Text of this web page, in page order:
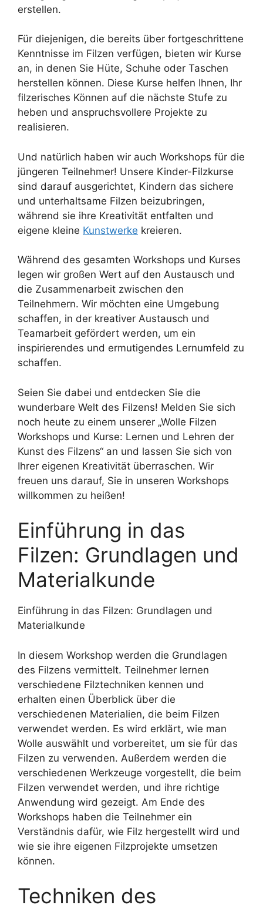
erstellen.
Für diejenigen, die bereits über fortgeschrittene
Kenntnisse im Filzen verfügen, bieten wir Kurse
an, in denen Sie Hüte, Schuhe oder Taschen
herstellen können. Diese Kurse helfen Ihnen, Ihr
filzerisches Können auf die nächste Stufe zu
heben und anspruchsvollere Projekte zu
realisieren.
Und natürlich haben wir auch Workshops für die
jüngeren Teilnehmer! Unsere Kinder-Filzkurse
sind darauf ausgerichtet, Kindern das sichere
und unterhaltsame Filzen beizubringen,
während sie ihre Kreativität entfalten und
eigene kleine Kunstwerke kreieren.
Während des gesamten Workshops und Kurses
legen wir großen Wert auf den Austausch und
die Zusammenarbeit zwischen den
Teilnehmern. Wir möchten eine Umgebung
schaffen, in der kreativer Austausch und
Teamarbeit gefördert werden, um ein
inspirierendes und ermutigendes Lernumfeld zu
schaffen.
Seien Sie dabei und entdecken Sie die
wunderbare Welt des Filzens! Melden Sie sich
noch heute zu einem unserer „Wolle Filzen
Workshops und Kurse: Lernen und Lehren der
Kunst des Filzens“ an und lassen Sie sich von
Ihrer eigenen Kreativität überraschen. Wir
freuen uns darauf, Sie in unseren Workshops
willkommen zu heißen!
Einführung in das
Filzen: Grundlagen und
Materialkunde
Einführung in das Filzen: Grundlagen und
Materialkunde
In diesem Workshop werden die Grundlagen
des Filzens vermittelt. Teilnehmer lernen
verschiedene Filztechniken kennen und
erhalten einen Überblick über die
verschiedenen Materialien, die beim Filzen
verwendet werden. Es wird erklärt, wie man
Wolle auswählt und vorbereitet, um sie für das
Filzen zu verwenden. Außerdem werden die
verschiedenen Werkzeuge vorgestellt, die beim
Filzen verwendet werden, und ihre richtige
Anwendung wird gezeigt. Am Ende des
Workshops haben die Teilnehmer ein
Verständnis dafür, wie Filz hergestellt wird und
wie sie ihre eigenen Filzprojekte umsetzen
können.
Techniken des